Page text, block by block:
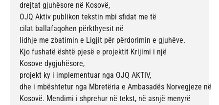
drejtat gjuhësore në Kosovë,
OJQ Aktiv publikon tekstin mbi sfidat me të
cilat ballafaqohen përkthyesit në
lidhje me zbatimin e Ligjit për përdorimin e gjuhëve.
Kjo fushatë është pjesë e projektit Krijimi i një
Kosove dygjuhësore,
projekt ky i implementuar nga OJQ AKTIV,
dhe i mbështetur nga Mbretëria e Ambasadës Norvegjeze në
Kosovë. Mendimi i shprehur në tekst, në asnjë menyrë